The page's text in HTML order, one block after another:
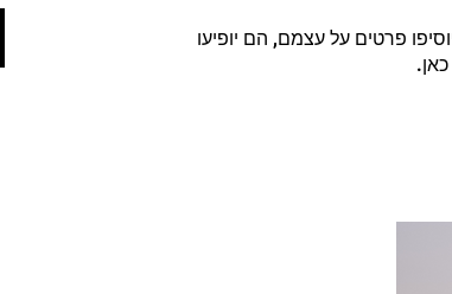
פרטים על עצמם, הם יופיעו
כאן.